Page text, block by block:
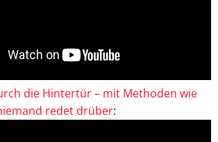
die Hintertür – mit Methoden wie
redet drüber: